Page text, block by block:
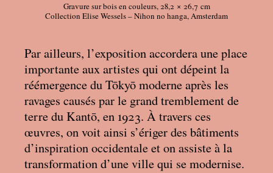
Gravure sur bois en couleurs, 28,2 × 26,7 cm
Collection Elise Wessels – Nihon no hanga, Amsterdam
Par ailleurs, l’exposition accordera une place
importante aux artistes qui ont dépeint la
réémergence du Tōkyō moderne après les
ravages causés par le grand tremblement de
terre du Kantō, en 1923. À travers ces
œuvres, on voit ainsi s’ériger des bâtiments
d’inspiration occidentale et on assiste à la
transformation d’une ville qui se modernise.